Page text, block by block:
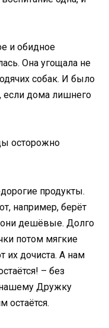
и обидное
Она угощала не
собак. И было
если дома лишнего
осторожно
продукты.
например, берёт
они дешёвые. Долго
потом мягкие
их дочиста. А нам
– без
нашему Дружку
остаётся.